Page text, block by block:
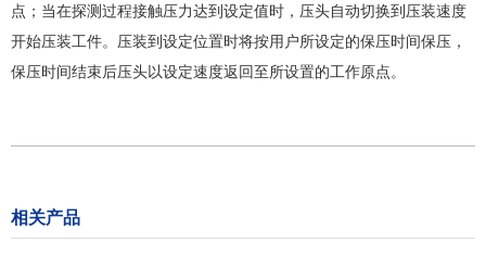
点；当在探测过程接触压力达到设定值时，压头自动切换到压装速度
开始压装工件。压装到设定位置时将按用户所设定的保压时间保压，
保压时间结束后压头以设定速度返回至所设置的工作原点。
相关产品